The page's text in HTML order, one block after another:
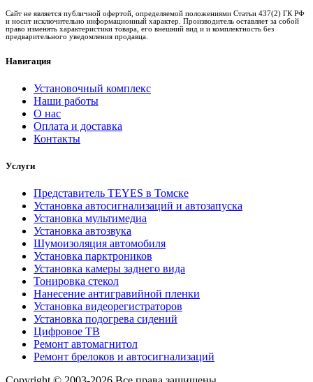
Сайт не является публичной офертой, определяемой положениями Статьи 437(2) ГК РФ
и носит исключительно информационный характер. Производитель оставляет за собой
право изменять характеристики товара, его внешний вид и и комплектность без
предварительного уведомления продавца.
Навигация
Установочный комплекс
Наши работы
О нас
Оплата и доставка
Контакты
Услуги
Представитель TEYES в Томске
Установка автосигнализаций и автозапуска
Установка мультимедиа
Установка автозвука
Шумоизоляция автомобиля
Установка парктроников
Установка камеры заднего вида
Тонировка стекол
Нанесение антигравийной пленки
Установка видеорегистраторов
Установка подогрева сидений
Цифровое ТВ
Ремонт автомагнитол
Ремонт брелоков и автосигнализаций